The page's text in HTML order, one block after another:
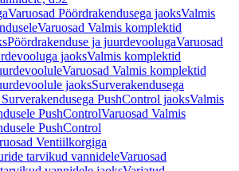
Varuosad Pöördrakendusega jaoksValmis
Varuosad Valmis komplektid
Pöördrakenduse ja juurdevoolugaVaruosad
jaoksValmis komplektid
Varuosad Valmis komplektid
jaoksSurverakendusega
PushControl jaoksValmis
PushControlVaruosad Valmis
PushControl
Ventiilkorgiga
tarvikud vannideleVaruosad